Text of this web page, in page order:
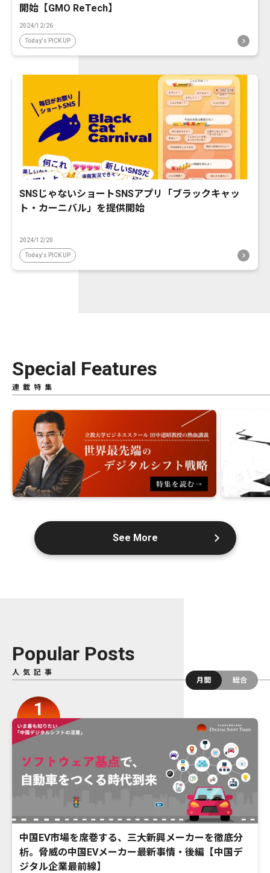
開始【GMO ReTech】
2024/12/26
Today's PICK UP
SNSじゃないショートSNSアプリ「ブラックキャッ
ト・カーニバル」を提供開始
2024/12/20
Today's PICK UP
Special Features
連載特集
See More
Popular Posts
人気記事
月間
総合
中国EV市場を席巻する、三大新興メーカーを徹底分
析。脅威の中国EVメーカー最新事情・後編【中国デ
ジタル企業最前線】